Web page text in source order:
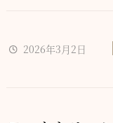
2026年3月2日